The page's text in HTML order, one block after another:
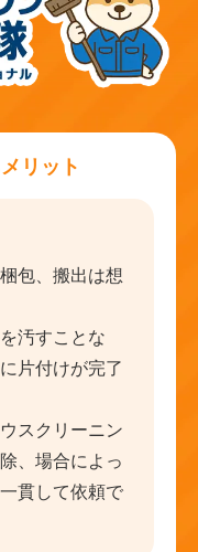
リット
包、搬出は想
汚すことな
片付けが完了
スクリーニン
、場合によっ
貫して依頼で